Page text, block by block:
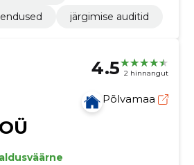
järgimise auditid
4.5 2 hinnangut
Põlvamaa